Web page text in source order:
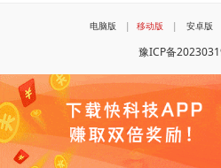
电脑版 | 移动版 | 安卓版
豫ICP备